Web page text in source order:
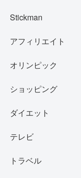
Stickman
アフィリエイト
オリンピック
ショッピング
ダイエット
テレビ
トラベル